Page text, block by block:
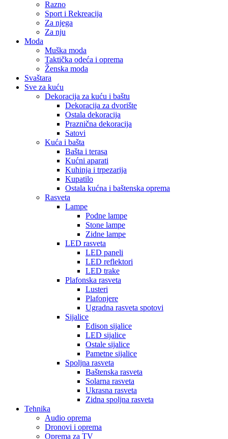
Razno
Sport i Rekreacija
Za njega
Za nju
Moda
Muška moda
Taktička odeća i oprema
Ženska moda
Svaštara
Sve za kuću
Dekoracija za kuću i baštu
Dekoracija za dvorište
Ostala dekoracija
Praznična dekoracija
Satovi
Kuća i bašta
Bašta i terasa
Kućni aparati
Kuhinja i trpezarija
Kupatilo
Ostala kućna i baštenska oprema
Rasveta
Lampe
Podne lampe
Stone lampe
Zidne lampe
LED rasveta
LED paneli
LED reflektori
LED trake
Plafonska rasveta
Lusteri
Plafonjere
Ugradna rasveta spotovi
Sijalice
Edison sijalice
LED sijalice
Ostale sijalice
Pametne sijalice
Spoljna rasveta
Baštenska rasveta
Solarna rasveta
Ukrasna rasveta
Zidna spoljna rasveta
Tehnika
Audio oprema
Dronovi i oprema
Oprema za TV